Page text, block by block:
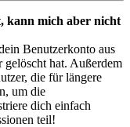
kann mich aber nicht
Benutzerkonto aus
gelöscht hat. Außerdem
die für längere
um die
dich einfach
teil!